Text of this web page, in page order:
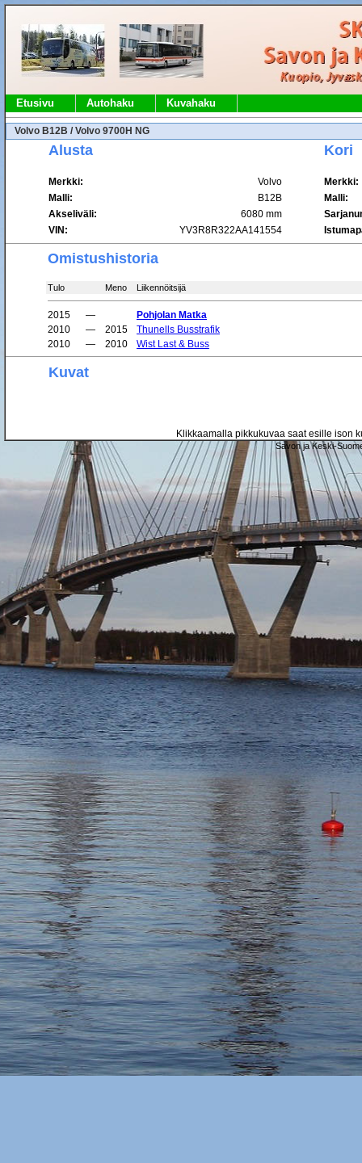
Etusivu Autohaku Kuvahaku
Volvo B12B / Volvo 9700H NG
Alusta Kori
Merkki: Volvo
Merkki:
Malli:
B12B
Malli:
Akseliväli:
6080 mm
VIN:
YV3R8R322AA141554
Omistushistoria
Tulo Meno Liikennöitsijä
2015 —
Pohjolan Matka
2010
— 2015
Thunells Busstrafik
2010
— 2010 Wist Last & Buss
Kuvat
Klikkaamalla pikkukuvaa saat esille ison
Savon ja Keski-